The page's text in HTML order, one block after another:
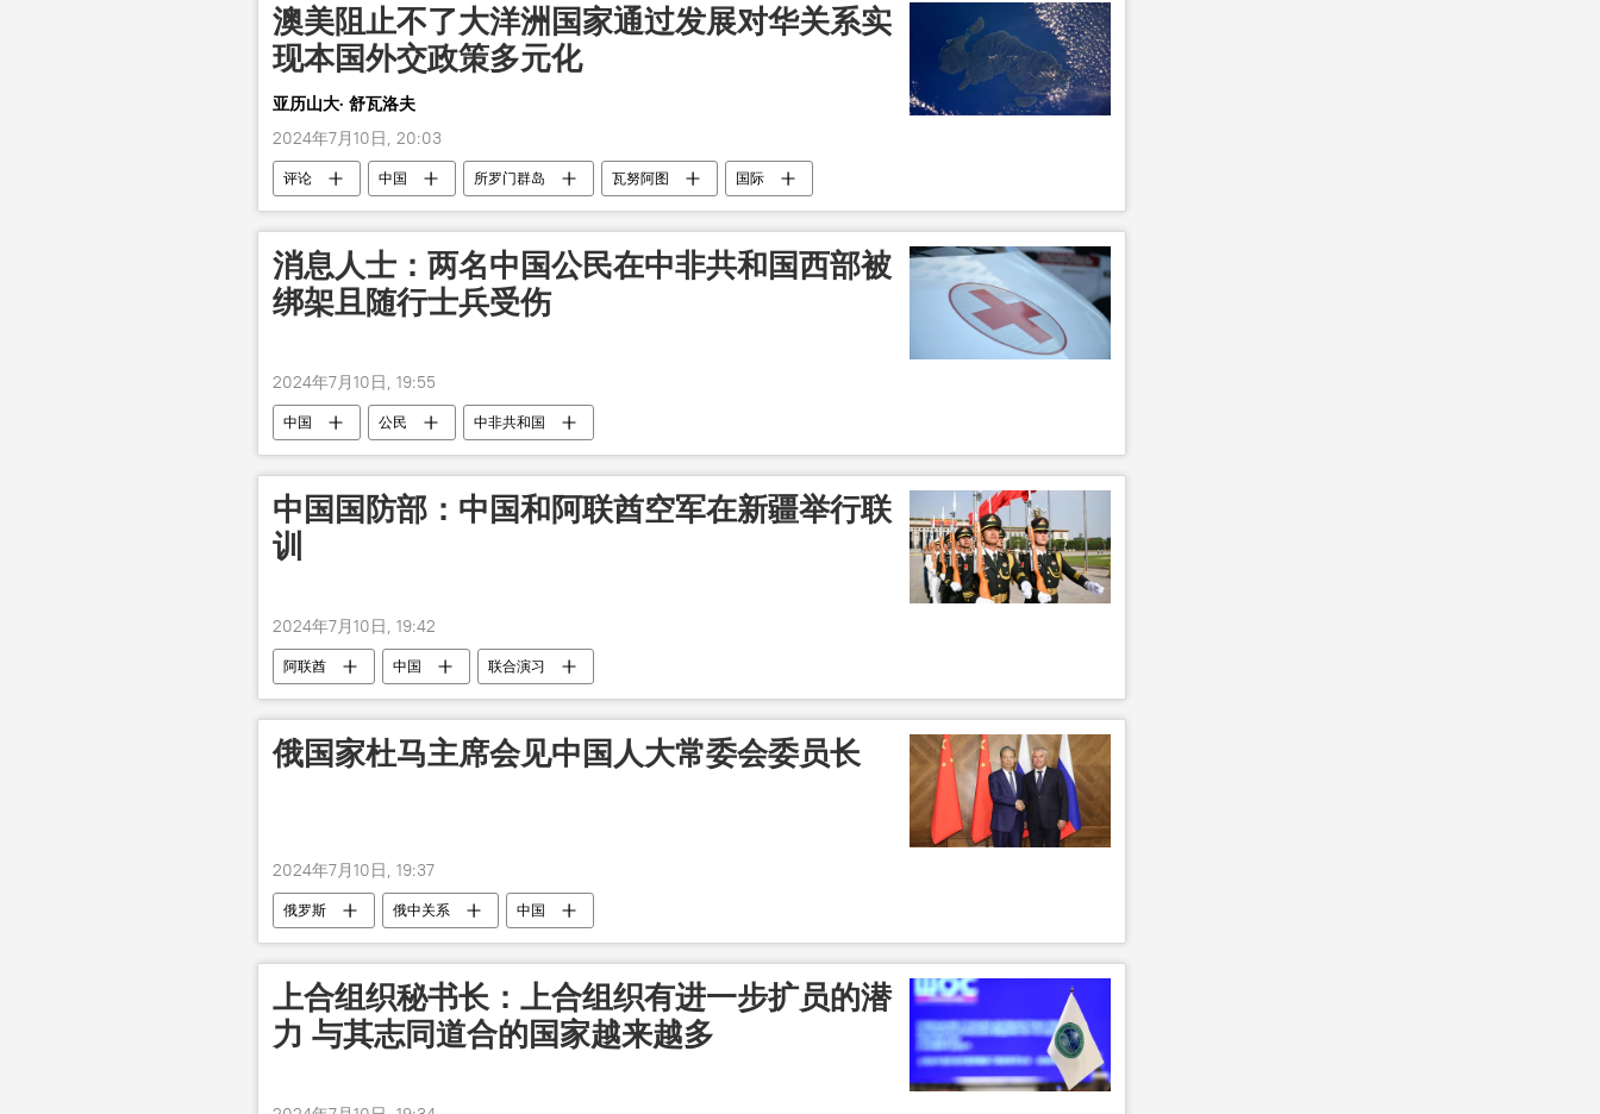
澳美阻止不了大洋洲国家通过发展对华关系实
现本国外交政策多元化
亚历山大· 舒瓦洛夫
2024年7月10日, 20:03
评论 中国 所罗门群岛 瓦努阿图 国际
消息人士：两名中国公民在中非共和国西部被
绑架且随行士兵受伤
2024年7月10日, 19:55
中国 公民 中非共和国
中国国防部：中国和阿联酋空军在新疆举行联
训
2024年7月10日, 19:42
阿联酋 中国 联合演习
俄国家杜马主席会见中国人大常委会委员长
2024年7月10日, 19:37
俄罗斯 俄中关系 中国
上合组织秘书长：上合组织有进一步扩员的潜
力 与其志同道合的国家越来越多